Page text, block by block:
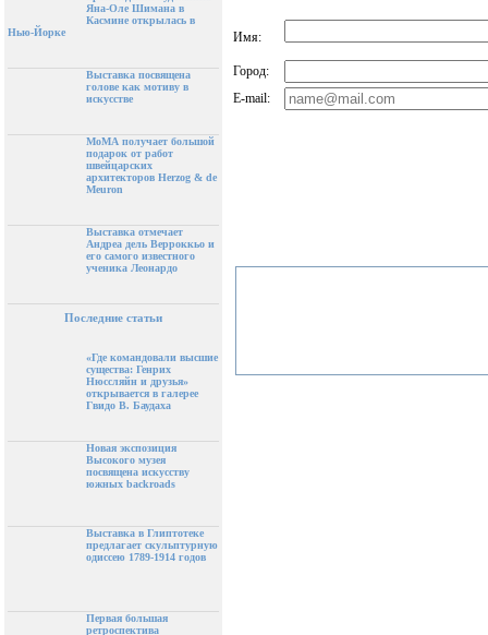
Яна-Оле Шимана в
Касмине открылась в
Нью-Йорке
Выставка посвящена
голове как мотиву в
искусстве
МоМА получает большой
подарок от работ
швейцарских
архитекторов Herzog & de
Meuron
Выставка отмечает
Андреа дель Верроккьо и
его самого известного
ученика Леонардо
Последние статьи
«Где командовали высшие
существа: Генрих
Нюссляйн и друзья»
открывается в галерее
Гвидо В. Баудаха
Новая экспозиция
Высокого музея
посвящена искусству
южных backroads
Выставка в Глиптотеке
предлагает скульптурную
одиссею 1789-1914 годов
Первая большая
ретроспектива
Имя:
Город:
E-mail: